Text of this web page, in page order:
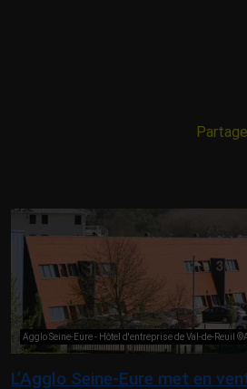
Agglo Seine-Eure - Hôtel d'entreprise de Val-de-Reuil
L’Agglo Seine-Eure met en